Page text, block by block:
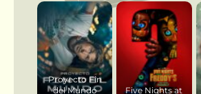
Proyecto Fin
del Mundo
Five Nights at